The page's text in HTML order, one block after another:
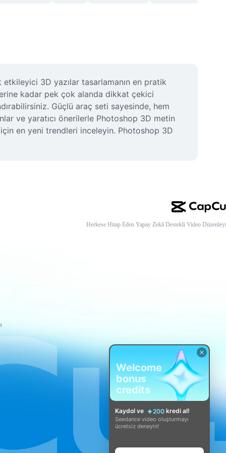
etkileyici 3D yazılar tasarlamanın en pratik
kadar pek çok alanda dikkat çekici
Güçlü araç seti sayesinde, hem
ve yaratıcı önerilerle Photoshop 3D metin
en yeni trendleri inceleyin. Photoshop 3D
Herkese Hitap Eden Yapay Zekâ Destekli Video
Welcome
bonus
credits
Kaydol ve 200 kredi al!
Seedance video oluşturmayı
ücretsiz deneyin!